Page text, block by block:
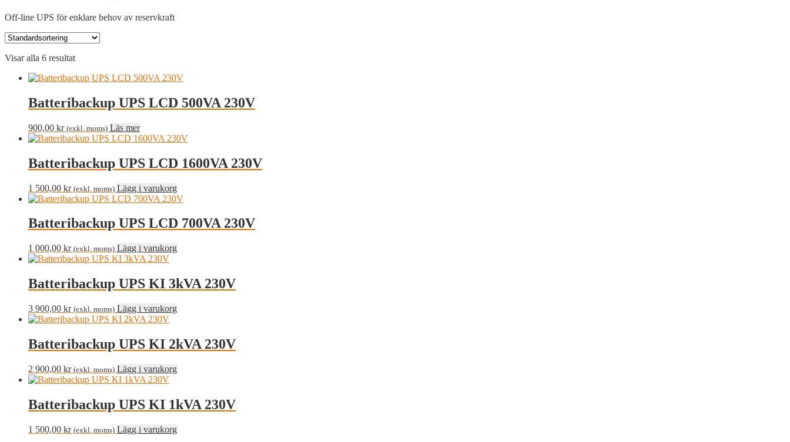
Off-line UPS för enklare behov av reservkraft
Visar alla 6 resultat
Batteribackup UPS LCD 500VA 230V
900,00 kr (exkl. moms) Läs mer
Batteribackup UPS LCD 1600VA 230V
1 500,00 kr (exkl. moms) Lägg i varukorg
Batteribackup UPS LCD 700VA 230V
1 000,00 kr (exkl. moms) Lägg i varukorg
Batteribackup UPS KI 3kVA 230V
3 900,00 kr (exkl. moms) Lägg i varukorg
Batteribackup UPS KI 2kVA 230V
2 900,00 kr (exkl. moms) Lägg i varukorg
Batteribackup UPS KI 1kVA 230V
1 500,00 kr (exkl. moms) Lägg i varukorg